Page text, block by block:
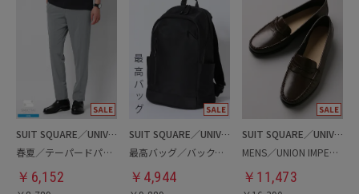
SUIT SQUARE／UNIVERSAL LANGUAGE
春夏／テーパードパンツ
￥ 6,152
SUIT SQUARE／UNIVERSAL LANGUAGE
最高バッグ／バックパック
￥ 4,944
SUIT SQUARE／UNIVERSAL LANGUAGE
MENS／UNION IMPERIAL監修／コインローファー
￥ 11,473